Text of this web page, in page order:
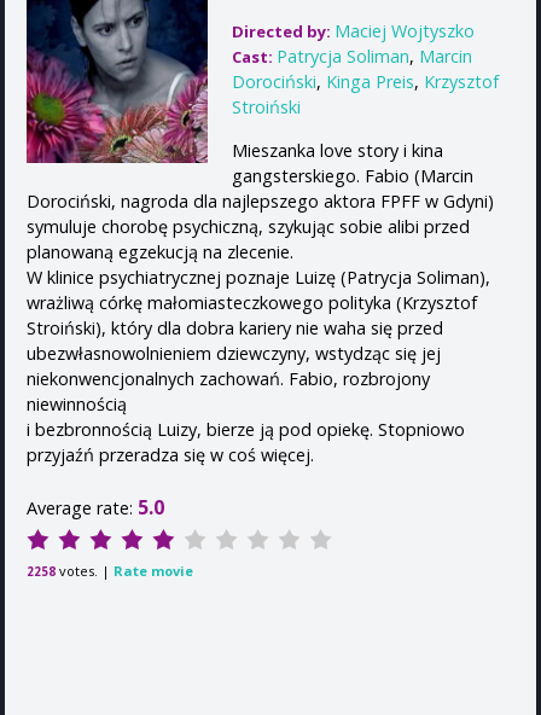
Directed by: Maciej Wojtyszko
Cast: Patrycja Soliman, Marcin
Dorociński, Kinga Preis, Krzysztof
Stroiński
Mieszanka love story i kina
gangsterskiego. Fabio (Marcin
Dorociński, nagroda dla najlepszego aktora FPFF w Gdyni)
symuluje chorobę psychiczną, szykując sobie alibi przed
planowaną egzekucją na zlecenie.
W klinice psychiatrycznej poznaje Luizę (Patrycja Soliman),
wrażliwą córkę małomiasteczkowego polityka (Krzysztof
Stroiński), który dla dobra kariery nie waha się przed
ubezwłasnowolnieniem dziewczyny, wstydząc się jej
niekonwencjonalnych zachowań. Fabio, rozbrojony
niewinnością
i bezbronnością Luizy, bierze ją pod opiekę. Stopniowo
przyjaźń przeradza się w coś więcej.
Average rate: 5.0
2258 votes. | Rate movie